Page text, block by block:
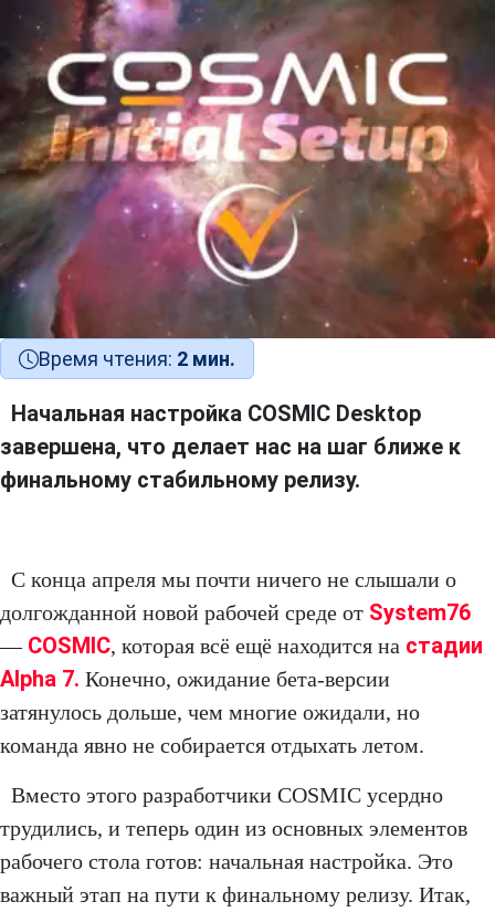
Время чтения: 2 мин.
Начальная настройка COSMIC Desktop
завершена, что делает нас на шаг ближе к
финальному стабильному релизу.
С конца апреля мы почти ничего не слышали о
долгожданной новой рабочей среде от System76
— COSMIC, которая всё ещё находится на стадии
Alpha 7. Конечно, ожидание бета-версии
затянулось дольше, чем многие ожидали, но
команда явно не собирается отдыхать летом.
Вместо этого разработчики COSMIC усердно
трудились, и теперь один из основных элементов
рабочего стола готов: начальная настройка. Это
важный этап на пути к финальному релизу. Итак,